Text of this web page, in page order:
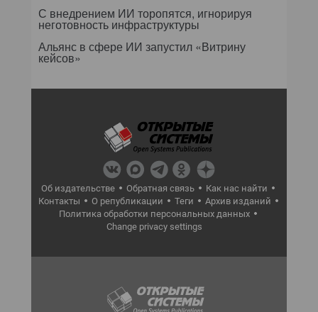
С внедрением ИИ торопятся, игнорируя
неготовность инфраструктуры
Альянс в сфере ИИ запустил «Витрину
кейсов»
Об издательстве Обратная связь
Как нас найти
Контакты
О републикации Теги
Архив изданий
Политика обработки персональных данных
Change privacy settings